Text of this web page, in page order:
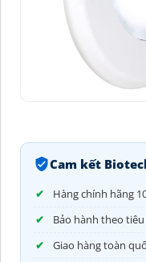
Cam kết
Hàng chính hãng
Bảo hành theo
Giao hàng toàn